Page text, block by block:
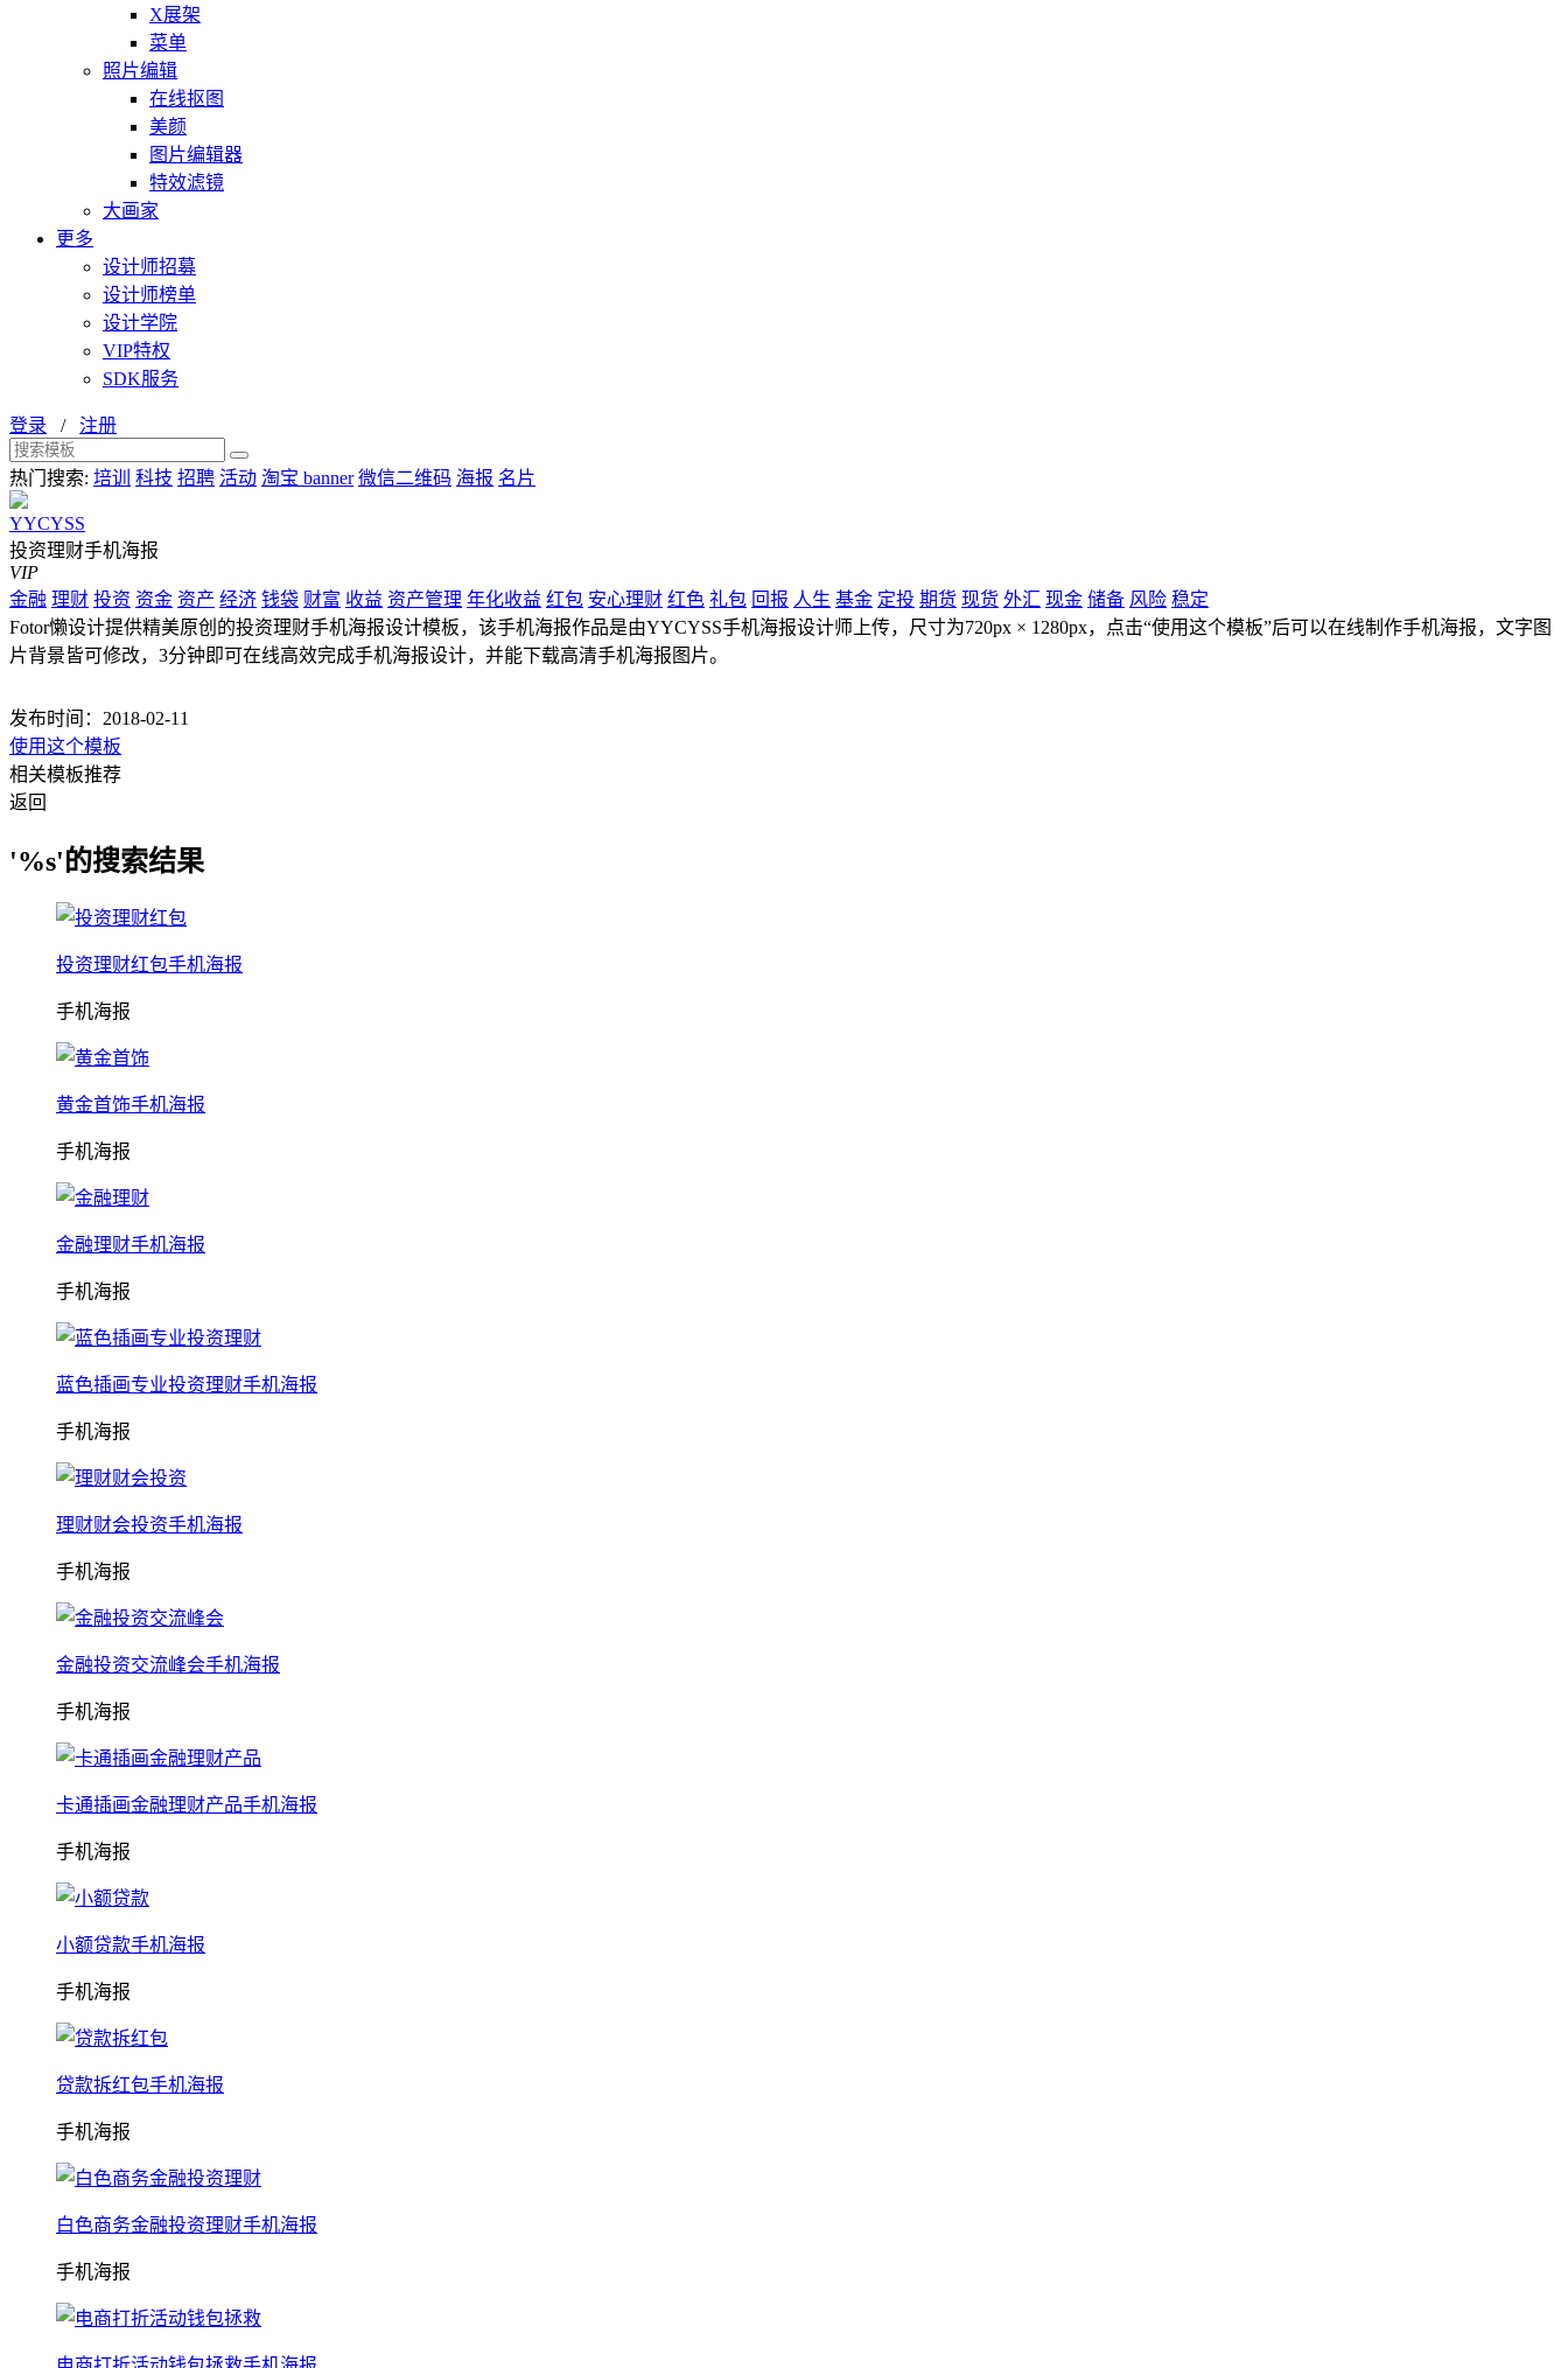
X展架
菜单
照片编辑
在线抠图
美颜
图片编辑器
特效滤镜
大画家
更多
设计师招募
设计师榜单
设计学院
VIP特权
SDK服务
登录 / 注册
热门搜索: 培训 科技 招聘 活动 淘宝 banner 微信二维码 海报 名片
YYCYSS
投资理财手机海报
VIP
金融 理财 投资 资金 资产 经济 钱袋 财富 收益 资产管理 年化收益 红包 安心理财 红色 礼包 回报 人生 基金 定投 期货 现货 外汇 现金 储备 风险 稳定
Fotor懒设计提供精美原创的投资理财手机海报设计模板，该手机海报作品是由YYCYSS手机海报设计师上传，尺寸为720px × 1280px，点击“使用这个模板”后可以在线制作手机海报，文字图
片背景皆可修改，3分钟即可在线高效完成手机海报设计，并能下载高清手机海报图片。
发布时间：2018-02-11
使用这个模板
相关模板推荐
返回
'%s'的搜索结果
投资理财红包手机海报
手机海报
黄金首饰手机海报
手机海报
金融理财手机海报
手机海报
蓝色插画专业投资理财手机海报
手机海报
理财财会投资手机海报
手机海报
金融投资交流峰会手机海报
手机海报
卡通插画金融理财产品手机海报
手机海报
小额贷款手机海报
手机海报
贷款拆红包手机海报
手机海报
白色商务金融投资理财手机海报
手机海报